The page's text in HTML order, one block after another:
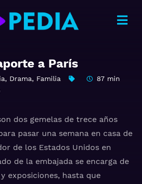
a París
, Drama, Familia
87 min
dos gemelas de trece años
pasar una semana en casa de
de los Estados Unidos en
de la embajada se encarga de
exposiciones, hasta que